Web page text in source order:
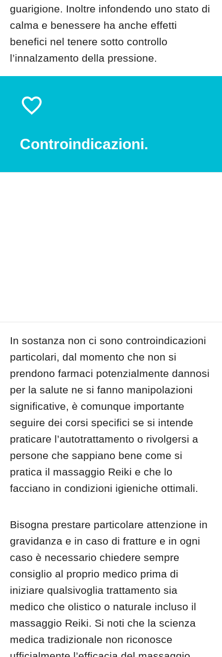
guarigione. Inoltre infondendo uno stato di
calma e benessere ha anche effetti
benefici nel tenere sotto controllo
l’innalzamento della pressione.
Controindicazioni.
In sostanza non ci sono controindicazioni
particolari, dal momento che non si
prendono farmaci potenzialmente dannosi
per la salute ne si fanno manipolazioni
significative, è comunque importante
seguire dei corsi specifici se si intende
praticare l’autotrattamento o rivolgersi a
persone che sappiano bene come si
pratica il massaggio Reiki e che lo
facciano in condizioni igieniche ottimali.
Bisogna prestare particolare attenzione in
gravidanza e in caso di fratture e in ogni
caso è necessario chiedere sempre
consiglio al proprio medico prima di
iniziare qualsivoglia trattamento sia
medico che olistico o naturale incluso il
massaggio Reiki. Si noti che la scienza
medica tradizionale non riconosce